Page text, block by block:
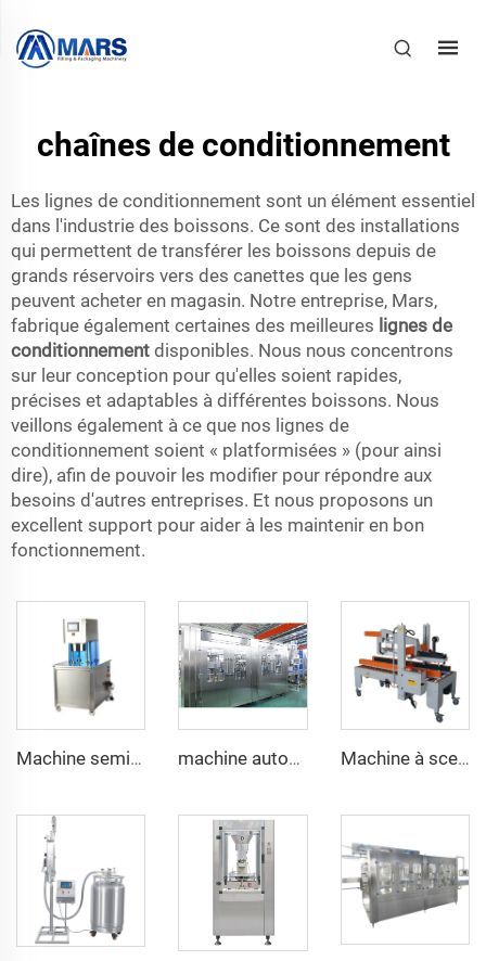
chaînes de conditionnement
Les lignes de conditionnement sont un élément essentiel
dans l'industrie des boissons. Ce sont des installations
qui permettent de transférer les boissons depuis de
grands réservoirs vers des canettes que les gens
peuvent acheter en magasin. Notre entreprise, Mars,
fabrique également certaines des meilleures lignes de
conditionnement disponibles. Nous nous concentrons
sur leur conception pour qu'elles soient rapides,
précises et adaptables à différentes boissons. Nous
veillons également à ce que nos lignes de
conditionnement soient « platformisées » (pour ainsi
dire), afin de pouvoir les modifier pour répondre aux
besoins d'autres entreprises. Et nous proposons un
excellent support pour aider à les maintenir en bon
fonctionnement.
Machine semi-automatique de fermeture sous vide des boîtes en tôle machine automatique d'embouteillage d'eau gazeuse 15000BPH avec moteur électrique PLC 40-40-12 pour bouteilles plastiques de 500ml Machine à sceller électrique automatique pliante pour boîtes de lait en carton avec ruban adhésif en papier pour emballage de boissons et marchandises équipée de roulements électriques durables